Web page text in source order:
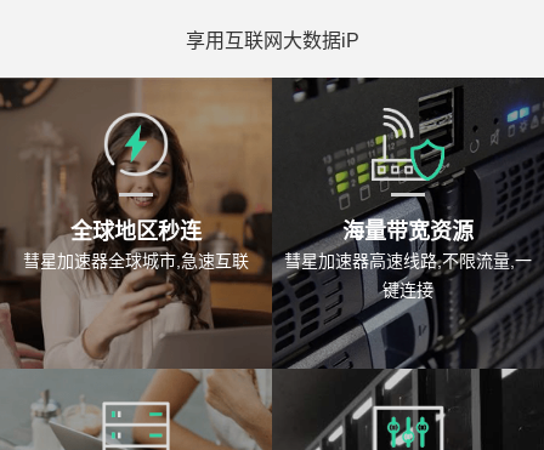
享用互联网大数据iP
全球地区秒连
彗星加速器全球城市,急速互联
海量带宽资源
彗星加速器高速线路,不限流量,一
键连接